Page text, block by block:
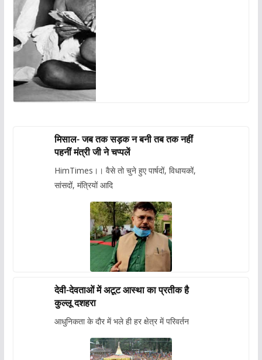
मिसाल- जब तक सड़क न बनी तब तक नहीं
पहनीं मंत्री जी ने चप्पलें
HimTimes।। वैसे तो चुने हुए पार्षदों, विधायकों,
सांसदों, मंत्रियों आदि
देवी-देवताओं में अटूट आस्था का प्रतीक है
कुल्लू दशहरा
आधुनिकता के दौर में भले ही हर क्षेत्र में परिवर्तन